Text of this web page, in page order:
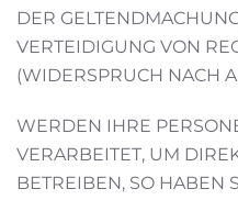
DER
VERTEIDIGUNG VON
(WIDERSPRUCH NACH
WERDEN IHRE
VERARBEITET, UM
BETREIBEN, SO HABEN